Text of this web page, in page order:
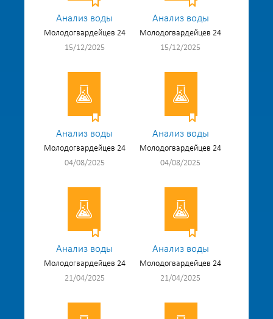
Анализ воды
Молодогвардейцев 24
15/12/2025
Анализ воды
Молодогвардейцев 24
15/12/2025
Анализ воды
Молодогвардейцев 24
04/08/2025
Анализ воды
Молодогвардейцев 24
04/08/2025
Анализ воды
Молодогвардейцев 24
21/04/2025
Анализ воды
Молодогвардейцев 24
21/04/2025